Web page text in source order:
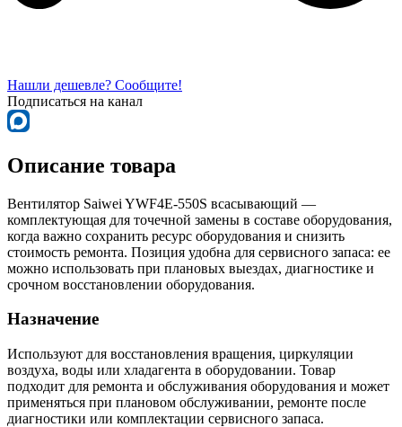
Нашли дешевле? Сообщите!
Подписаться на канал
Описание товара
Вентилятор Saiwei YWF4Е-550S всасывающий —
комплектующая для точечной замены в составе оборудования,
когда важно сохранить ресурс оборудования и снизить
стоимость ремонта. Позиция удобна для сервисного запаса: ее
можно использовать при плановых выездах, диагностике и
срочном восстановлении оборудования.
Назначение
Используют для восстановления вращения, циркуляции
воздуха, воды или хладагента в оборудовании. Товар
подходит для ремонта и обслуживания оборудования и может
применяться при плановом обслуживании, ремонте после
диагностики или комплектации сервисного запаса.